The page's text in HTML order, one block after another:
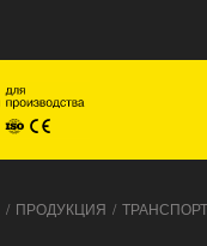
/ ПРОДУКЦИЯ /